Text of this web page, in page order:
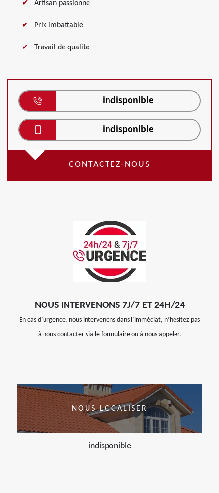
Artisan passionné
Prix imbattable
Travail de qualité
indisponible
indisponible
CONTACTEZ-NOUS
NOUS INTERVENONS 7J/7 ET 24H/24
En cas d’urgence, nous intervenons dans l’immédiat, n’hésitez pas
à nous contacter via le formulaire ou à nous appeler.
NOUS LOCALISER
indisponible